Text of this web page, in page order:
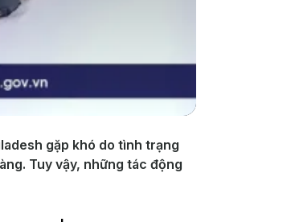
gặp khó do tình trạng
Tuy vậy, những tác động